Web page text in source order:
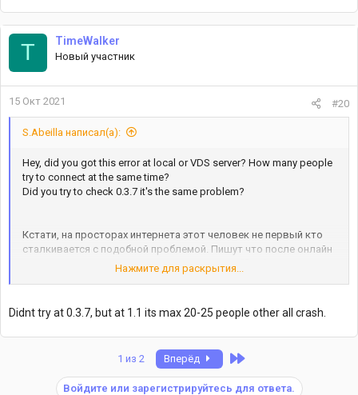
T TimeWalker
Новый участник
15 Окт 2021 #20
S.Abeilla написал(а):
Hey, did you got this error at local or VDS server? How many people
try to connect at the same time?
Did you try to check 0.3.7 it's the same problem?
Кстати, на просторах интернета этот человек не первый кто
сталкивается с подобной проблемой. Пишут что после онлайн
в 20 игроков, остальные крашатся на этапе "finishing
Нажмите для раскрытия...
Didnt try at 0.3.7, but at 1.1 its max 20-25 people other all crash.
1 из 2 Вперёд Last
Войдите или зарегистрируйтесь для ответа.